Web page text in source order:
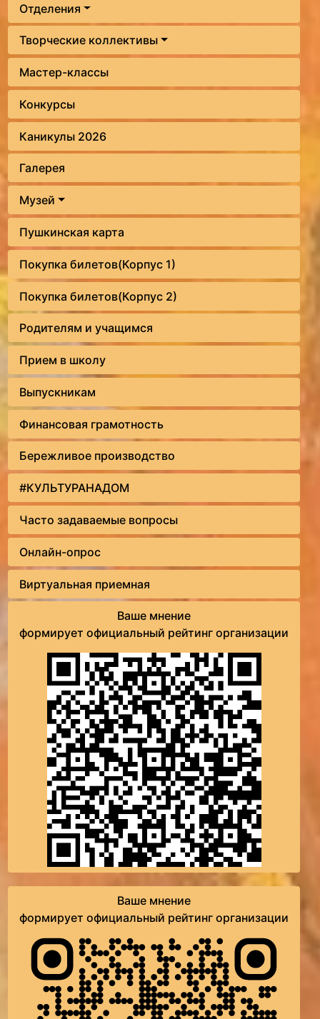
Отделения
Творческие коллективы
Мастер-классы
Конкурсы
Каникулы 2026
Галерея
Музей
Пушкинская карта
Покупка билетов(Корпус 1)
Покупка билетов(Корпус 2)
Родителям и учащимся
Прием в школу
Выпускникам
Финансовая грамотность
Бережливое производство
#КУЛЬТУРАНАДОМ
Часто задаваемые вопросы
Онлайн-опрос
Виртуальная приемная
Ваше мнение
формирует официальный рейтинг организации
Ваше мнение
формирует официальный рейтинг организации